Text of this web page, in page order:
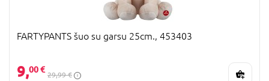
FARTYPANTS šuo su garsu 25cm., 453403
9,00 €
29,99 €